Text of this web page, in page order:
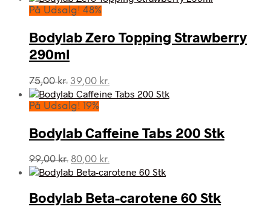
På Udsalg! 48%
Bodylab Zero Topping Strawberry
290ml
75,00kr. Den
oprindelige
pris
75,00 kr..
39,00 kr.
aktuelle
39,00 kr..
På Udsalg! 19%
Bodylab Caffeine Tabs 200 Stk
99,00kr. Den
oprindelige
var:
99,00 kr..
80,00 kr.
aktuelle
er:
80,00 kr..
Bodylab Beta-carotene 60 Stk